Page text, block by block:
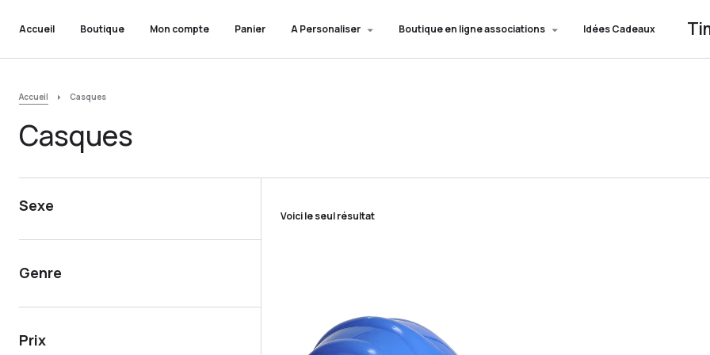
Accueil Boutique Mon compte Panier A Personaliser Boutique en ligne associations Idées Cadeaux
Accueil Casques
Casques
Sexe
Genre
Prix
Voici le seul résultat